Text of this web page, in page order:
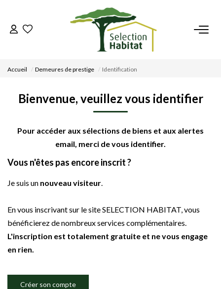
ACCUEIL
VENDRE UN BIEN
NOUS REJOINDRE
EN
Accueil Demeures de prestige Identification
Bienvenue, veuillez vous identifier
Pour accéder aux sélections de biens et aux alertes
email, merci de vous identifier.
Vous n'êtes pas encore inscrit ?
Je suis un nouveau visiteur.
En vous inscrivant sur le site SELECTION HABITAT, vous
bénéficierez de nombreux services complémentaires.
L'inscription est totalement gratuite et ne vous engage
en rien.
Créer son compte